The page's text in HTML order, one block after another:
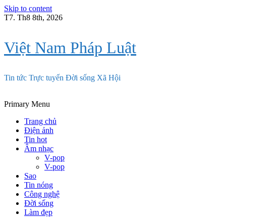
Skip to content
T7. Th8 8th, 2026
Việt Nam Pháp Luật
Tin tức Trực tuyến Đời sống Xã Hội
Primary Menu
Trang chủ
Điện ảnh
Tin hot
Âm nhạc
V-pop
V-pop
Sao
Tin nóng
Công nghệ
Đời sống
Làm đẹp